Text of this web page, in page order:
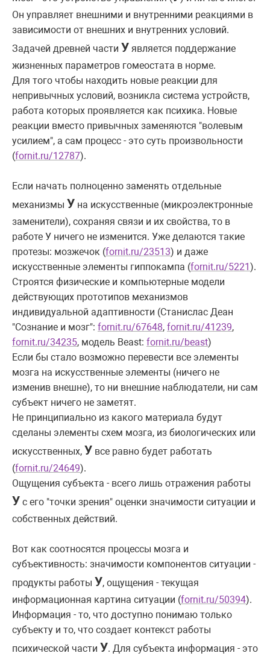
Он управляет внешними и внутренними реакциями в
зависимости от внешних и внутренних условий.
Задачей древней части У является поддержание
жизненных параметров гомеостата в норме.
Для того чтобы находить новые реакции для
непривычных условий, возникла система устройств,
работа которых проявляется как психика. Новые
реакции вместо привычных заменяются "волевым
усилием", а сам процесс - это суть произвольности
(fornit.ru/12787).
Если начать полноценно заменять отдельные
механизмы У на искусственные (микроэлектронные
заменители), сохраняя связи и их свойства, то в
работе У ничего не изменится. Уже делаются такие
протезы: мозжечок (fornit.ru/23513) и даже
искусственные элементы гиппокампа (fornit.ru/5221 ).
Строятся физические и компьютерные модели
действующих прототипов механизмов
индивидуальной адаптивности (Станислас Деан
"Сознание и мозг": fornit.ru/67648, fornit.ru/41239,
fornit.ru/34235, модель Beast: fornit.ru/beast)
Если бы стало возможно перевести все элементы
мозга на искусственные элементы (ничего не
изменив внешне), то ни внешние наблюдатели, ни сам
субъект ничего не заметят.
Не принципиально из какого материала будут
сделаны элементы схем мозга, из биологических или
искусственных, У все равно будет работать
(fornit.ru/24649).
Ощущения субъекта - всего лишь отражения работы
У с его "точки зрения" оценки значимости ситуации и
собственных действий.
Вот как соотносятся процессы мозга и
субъективность: значимости компонентов ситуации -
продукты работы У, ощущения - текущая
информационная картина ситуации (fornit.ru/50394).
Информация - то, что доступно понимаю только
субъекту и то, что создает контекст работы
психической части У. Для субъекта информация - это